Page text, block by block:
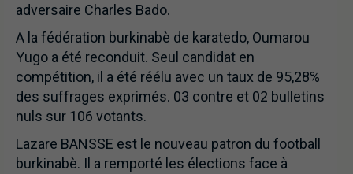
adversaire Charles Bado.
A la fédération burkinabè de karatedo, Oumarou
Yugo a été reconduit. Seul candidat en
compétition, il a été réélu avec un taux de 95,28%
des suffrages exprimés. 03 contre et 02 bulletins
nuls sur 106 votants.
Lazare BANSSE est le nouveau patron du football
burkinabè. Il a remporté les élections face à